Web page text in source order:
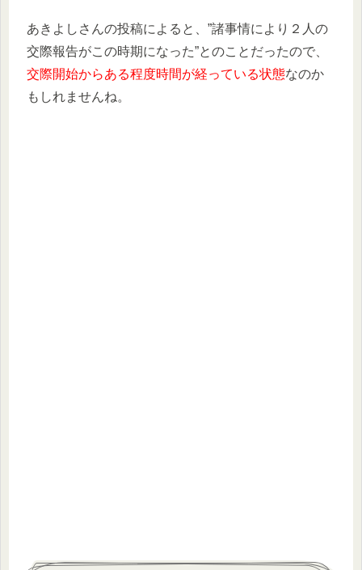
あきよしさんの投稿によると、”諸事情により２人の
交際報告がこの時期になった”とのことだったので、
交際開始からある程度時間が経っている状態なのか
もしれませんね。